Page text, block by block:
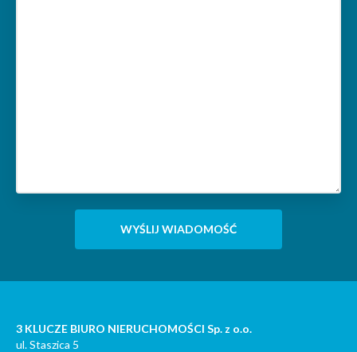
3 KLUCZE BIURO NIERUCHOMOŚCI Sp. z o.o.
ul. Staszica 5